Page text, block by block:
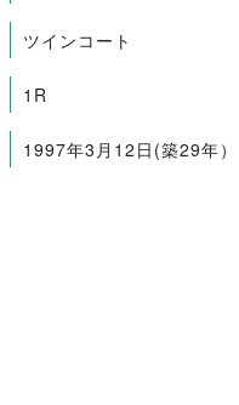
ツインコート
1R
1997年3月12日(築29年）